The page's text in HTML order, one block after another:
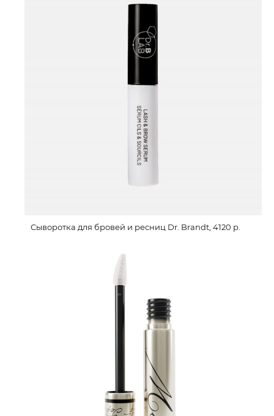
Сыворотка для бровей и ресниц Dr. Brandt, 4120 р.